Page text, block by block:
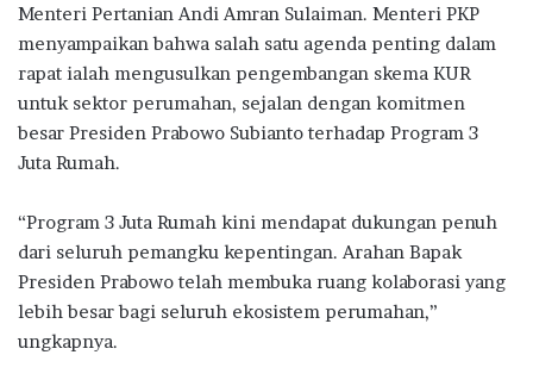
Menteri Pertanian Andi Amran Sulaiman. Menteri PKP
menyampaikan bahwa salah satu agenda penting dalam
rapat ialah mengusulkan pengembangan skema KUR
untuk sektor perumahan, sejalan dengan komitmen
besar Presiden Prabowo Subianto terhadap Program 3
Juta Rumah.
“Program 3 Juta Rumah kini mendapat dukungan penuh
dari seluruh pemangku kepentingan. Arahan Bapak
Presiden Prabowo telah membuka ruang kolaborasi yang
lebih besar bagi seluruh ekosistem perumahan,”
ungkapnya.